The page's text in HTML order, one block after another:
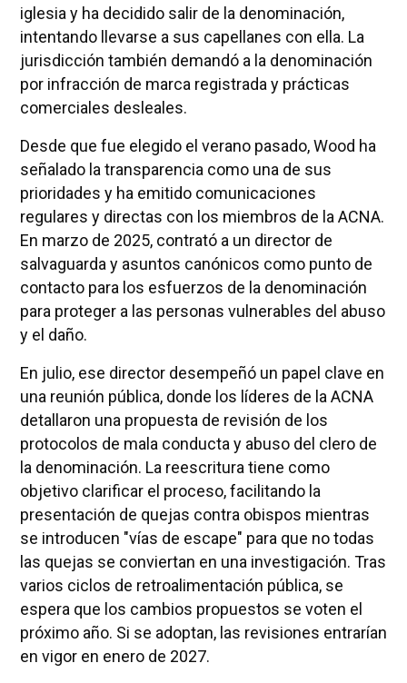
iglesia y ha decidido salir de la denominación,
intentando llevarse a sus capellanes con ella. La
jurisdicción también demandó a la denominación
por infracción de marca registrada y prácticas
comerciales desleales.
Desde que fue elegido el verano pasado, Wood ha
señalado la transparencia como una de sus
prioridades y ha emitido comunicaciones
regulares y directas con los miembros de la ACNA.
En marzo de 2025, contrató a un director de
salvaguarda y asuntos canónicos como punto de
contacto para los esfuerzos de la denominación
para proteger a las personas vulnerables del abuso
y el daño.
En julio, ese director desempeñó un papel clave en
una reunión pública, donde los líderes de la ACNA
detallaron una propuesta de revisión de los
protocolos de mala conducta y abuso del clero de
la denominación. La reescritura tiene como
objetivo clarificar el proceso, facilitando la
presentación de quejas contra obispos mientras
se introducen "vías de escape" para que no todas
las quejas se conviertan en una investigación. Tras
varios ciclos de retroalimentación pública, se
espera que los cambios propuestos se voten el
próximo año. Si se adoptan, las revisiones entrarían
en vigor en enero de 2027.